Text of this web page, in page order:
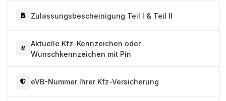
Zulassungsbescheinigung Teil I & Teil II
Aktuelle Kfz-Kennzeichen oder
Wunschkennzeichen mit Pin
eVB-Nummer Ihrer Kfz-Versicherung